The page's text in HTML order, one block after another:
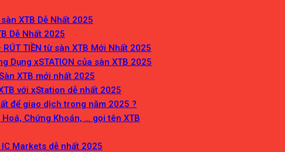
XTB Dễ Nhất 2025
Dễ Nhất 2025
TIỀN từ sàn XTB Mới Nhất 2025
Dụng xSTATION của sàn XTB 2025
XTB mới nhất 2025
với xStation dễ nhất 2025
để giao dịch trong năm 2025 ?
Chứng Khoán, … gọi tên XTB
Markets dễ nhất 2025